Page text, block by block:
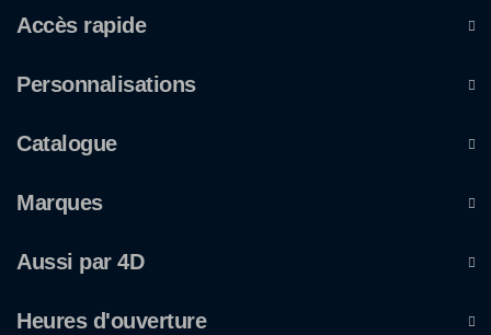
Accès rapide
Personnalisations
Catalogue
Marques
Aussi par 4D
Heures d'ouverture